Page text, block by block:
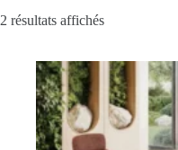
2 résultats affichés